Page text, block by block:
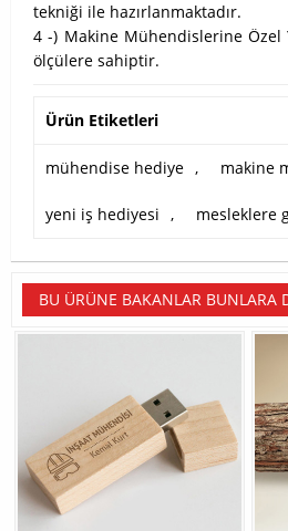
tekniği ile hazırlanmaktadır.
4 -) Makine Mühendislerine Özel
ölçülere sahiptir.
Ürün Etiketleri
mühendise hediye , makine
yeni iş hediyesi , mesleklere
BU ÜRÜNE BAKANLAR BUNLARA